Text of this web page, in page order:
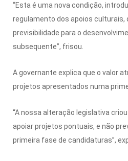
“Esta é uma nova condição,
regulamento dos apoios culturais,
previsibilidade para o
subsequente”, frisou.
A governante explica que o valor
projetos apresentados numa
“A nossa alteração legislativa
apoiar projetos pontuais, e não
primeira fase de candidaturas”,